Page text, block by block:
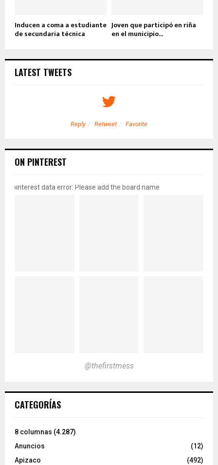
Inducen a coma a estudiante
de secundaria técnica
Joven que participó en riña
en el municipio...
LATEST TWEETS
Reply Retweet Favorite
ON PINTEREST
pinterest data error: Please add the board name
@thefirstmess
CATEGORÍAS
8 columnas (4.287)
Anuncios
(12)
Apizaco
(492)